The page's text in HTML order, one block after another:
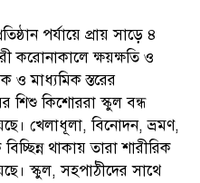
পর্যায়ে প্রায় সাড়ে ৪
করোনাকালে ক্ষয়ক্ষতি ও
ও মাধ্যমিক স্তরের
শিশু কিশোররা স্কুল বন্ধ
খেলাধূলা, বিনোদন, ভ্রমণ,
থাকায় তারা শারীরিক
স্কুল, সহপাঠীদের সাথে